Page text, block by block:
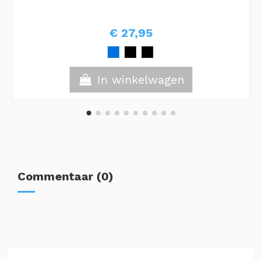
€ 27,95
In winkelwagen
Commentaar (0)